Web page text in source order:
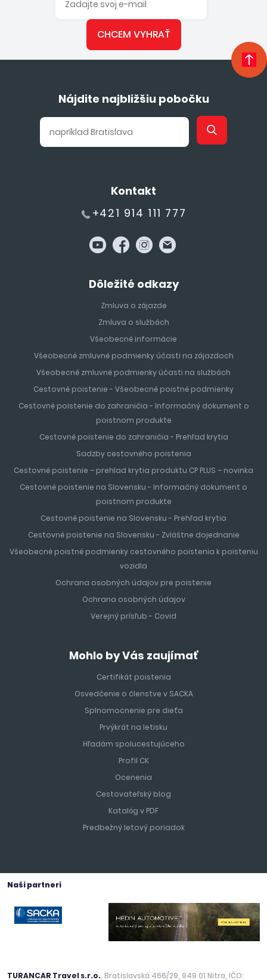
CHCEM VYHRAŤ
Nájdite najbližšiu pobočku
Kontakt
+421 914 111 777
Dôležité odkazy
Zmluva o zájazde
Zmluva o službách
Všeobecné informácie
Všeobecné zmluvné podmienky účasti na zájazdoch
Všeobecné zmluvné podmienky účasti na službách
Cestovné poistenie - Všeobecné poistné podmienky
Cestovné poistenie do zahraničia - Informačný dokument o
poistnom produkte
Cestovné poistenie do zahraničia - Prehľad krytia
Sadzby cestovného poistenia
Cestovné poistenie – prehlad krytia produktu CP PLUS – novinka
Cestovné poistenie na Slovensku - Informačný dokument o
poistnom produkte
Cestovné poistenie na Slovensku - Prehľad krytia
Cestovné poistenie na Slovensku - Zvláštne dojednanie
Všeobecné poistné podmienky cestovného poistenia k poisteniu
vozidla
Ochrana osobných údajov pre poistenie
Ochrana osobných údajov
Verejný prísľub - Covid
Mohlo by Vás zaujímať
Certifikát poistenia
Osvedčenie o členstve v SACKA
Splnomocnenie pre dieťa
Prvýkrát na letisku
Hľadám spolucestujúceho
Profil CK
Ocenenia
Cestovateľský blog
Katalóg v PDF
Predbežný letový poriadok
Naši partneri
TURANCAR Travel s.r.o. , Bratislavská 466/29, 949 01 Nitra, IČO: